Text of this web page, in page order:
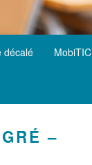
décalé MobiTIC
–